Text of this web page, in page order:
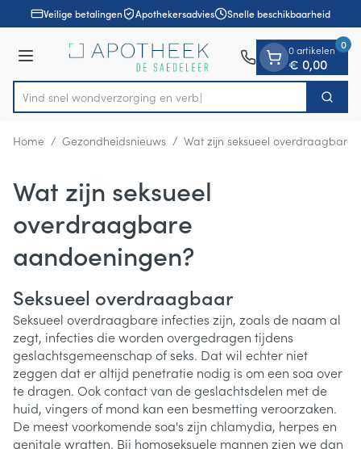
Ga naar de inhoud
1 van 1Veilige betalingen Apothekersadvies Snelle beschikbaarheid
Menu
Product, merk, categorie...
Vind snel wondverzorging Zoek
0 artikelen
€ 0,00
0
Home / Gezondheidsnieuws / Wat zijn seksueel overdraagbare
Wat zijn seksueel
overdraagbare
aandoeningen?
Seksueel overdraagbaar
Seksueel overdraagbare infecties zijn, zoals de naam al
zegt, infecties die worden overgedragen tijdens
geslachtsgemeenschap of seks. Dat wil echter niet
zeggen dat er altijd penetratie nodig is om een soa over
te dragen. Ook contact van de geslachtsdelen met de
huid, vingers of mond kan een besmetting veroorzaken.
De meest voorkomende soa's zijn chlamydia, herpes en
genitale wratten. Bij homoseksuele mannen zien we dan